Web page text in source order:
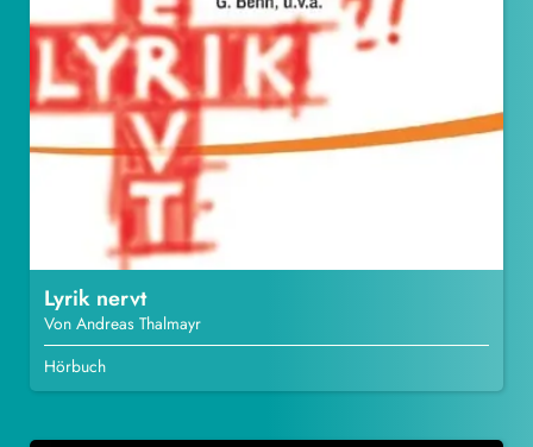
Lyrik nervt
Von Andreas Thalmayr
Hörbuch